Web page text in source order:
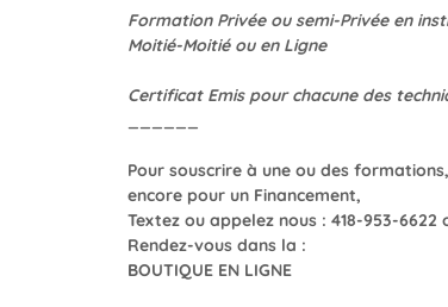
Formation Privée ou semi-Privée en
Moitié-Moitié ou en Ligne
Certificat Emis pour chacune des
Pour souscrire à une ou des
encore pour un Financement,
Textez ou appelez nous : 418-953-6622
Rendez-vous dans la :
BOUTIQUE EN LIGNE